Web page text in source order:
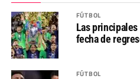
FÚTBOL
Las
fecha de
FÚTBOL